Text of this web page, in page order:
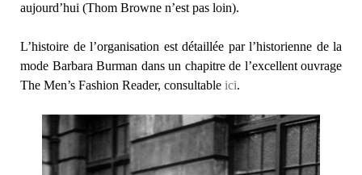
aujourd’hui (Thom Browne n’est pas loin).
L’histoire de l’organisation est détaillée par l’historienne de la
mode Barbara Burman dans un chapitre de l’excellent ouvrage
The Men’s Fashion Reader, consultable ici.